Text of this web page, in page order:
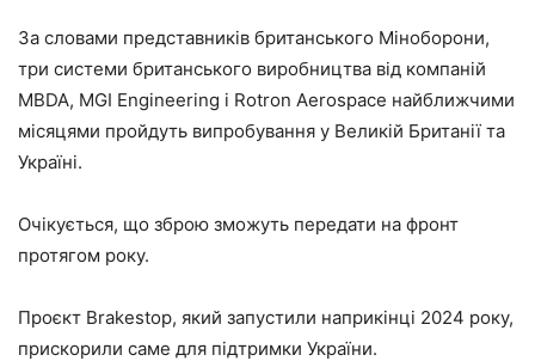
За словами представників британського Міноборони,
три системи британського виробництва від компаній
MBDA, MGI Engineering і Rotron Aerospace найближчими
місяцями пройдуть випробування у Великій Британії та
Україні.
Очікується, що зброю зможуть передати на фронт
протягом року.
Проєкт Brakestop, який запустили наприкінці 2024 року,
прискорили саме для підтримки України.